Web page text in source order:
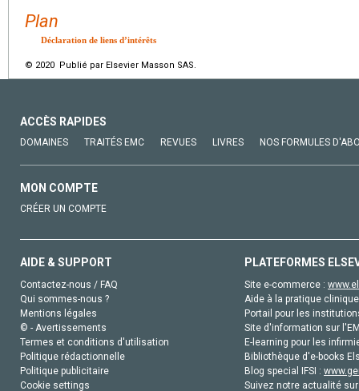
Plan
Déclaration de liens d’intérêts
© 2020 Publié par Elsevier Masson SAS.
ACCÈS RAPIDES
DOMAINES TRAITÉS EMC REVUES LIVRES NOS FORMULES
MON COMPTE
CRÉER UN COMPTE
AIDE & SUPPORT
Contactez-nous / FAQ
Qui sommes-nous ?
Mentions légales
© - Avertissements
Termes et conditions d'utilisation
Politique rédactionnelle
Politique publicitaire
Cookie settings
PLATEFORMES
Site e-commerce :
Aide à la pratique
Portail pour les
Site d'information sur
E-learning pour les
Bibliothèque d'e-books
Blog special IFSI :
Suivez notre actualité